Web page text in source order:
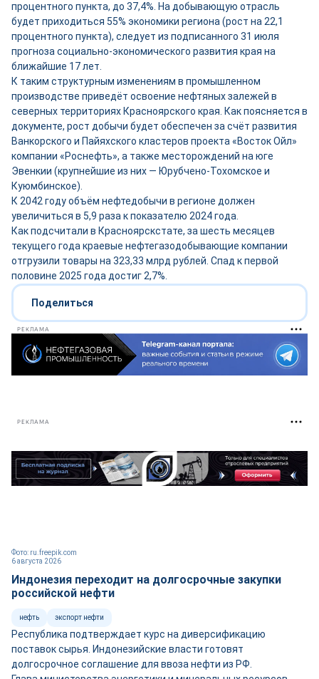
процентного пункта, до 37,4%. На добывающую отрасль
будет приходиться 55% экономики региона (рост на 22,1
процентного пункта), следует из подписанного 31 июля
прогноза социально-экономического развития края на
ближайшие 17 лет.
К таким структурным изменениям в промышленном
производстве приведёт освоение нефтяных залежей в
северных территориях Красноярского края. Как поясняется в
документе, рост добычи будет обеспечен за счёт развития
Ванкорского и Пайяхского кластеров проекта «Восток Ойл»
компании «Роснефть», а также месторождений на юге
Эвенкии (крупнейшие из них — Юрубчено-Тохомское и
Куюмбинское).
К 2042 году объём нефтедобычи в регионе должен
увеличиться в 5,9 раза к показателю 2024 года.
Как подсчитали в Красноярскстате, за шесть месяцев
текущего года краевые нефтегазодобывающие компании
отгрузили товары на 323,33 млрд рублей. Спад к первой
половине 2025 года достиг 2,7%.
Поделиться
РЕКЛАМА
РЕКЛАМА
6 августа 2026
Фото: ru.freepik.com
Индонезия переходит на долгосрочные закупки
российской нефти
нефть экспорт нефти
Республика подтверждает курс на диверсификацию
поставок сырья. Индонезийские власти готовят
долгосрочное соглашение для ввоза нефти из РФ.